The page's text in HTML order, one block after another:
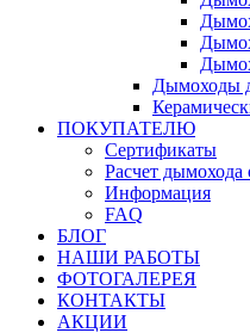
Дымоходы
ПОКУПАТЕЛЮ
Сертификаты
Расчет дымохода
Информация
FAQ
БЛОГ
НАШИ РАБОТЫ
ФОТОГАЛЕРЕЯ
КОНТАКТЫ
АКЦИИ